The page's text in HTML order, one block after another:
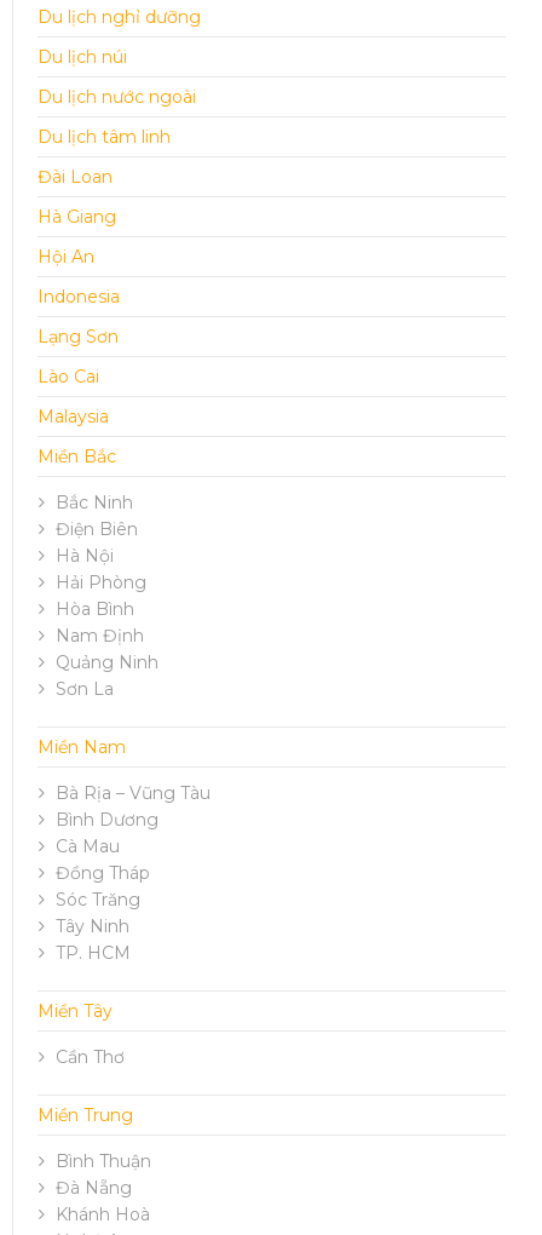
Du lịch nghỉ dưỡng
Du lịch núi
Du lịch nước ngoài
Du lịch tâm linh
Đài Loan
Hà Giang
Hội An
Indonesia
Lạng Sơn
Lào Cai
Malaysia
Miền Bắc
Bắc Ninh
Điện Biên
Hà Nội
Hải Phòng
Hòa Bình
Nam Định
Quảng Ninh
Sơn La
Miền Nam
Bà Rịa – Vũng Tàu
Bình Dương
Cà Mau
Đồng Tháp
Sóc Trăng
Tây Ninh
TP. HCM
Miền Tây
Cần Thơ
Miền Trung
Bình Thuận
Đà Nẵng
Khánh Hoà